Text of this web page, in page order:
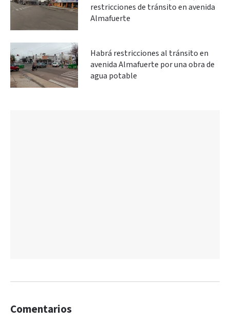
restricciones de tránsito en avenida
Almafuerte
Habrá restricciones al tránsito en
avenida Almafuerte por una obra de
agua potable
Comentarios